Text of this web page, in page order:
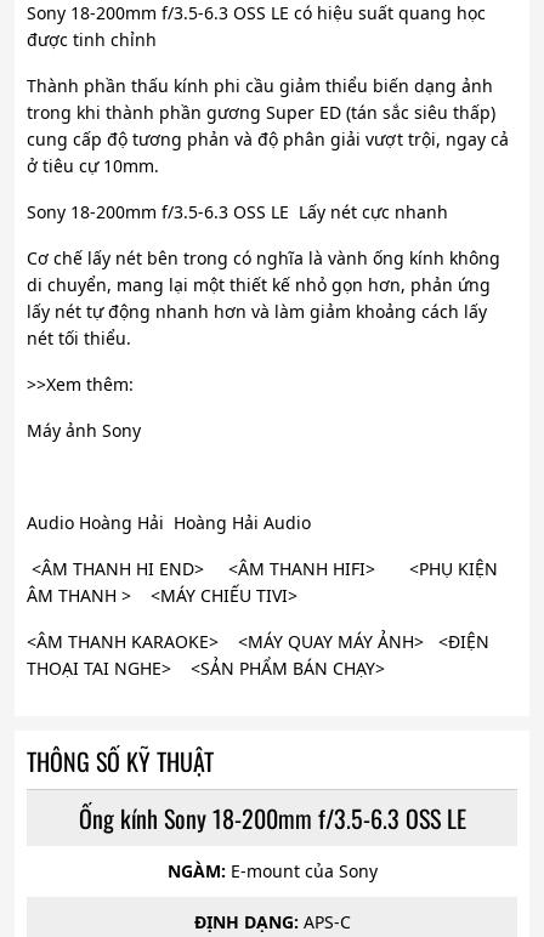
Sony 18-200mm f/3.5-6.3 OSS LE có hiệu suất quang học
được tinh chỉnh
Thành phần thấu kính phi cầu giảm thiểu biến dạng ảnh
trong khi thành phần gương Super ED (tán sắc siêu thấp)
cung cấp độ tương phản và độ phân giải vượt trội, ngay cả
ở tiêu cự 10mm.
Sony 18-200mm f/3.5-6.3 OSS LE Lấy nét cực nhanh
Cơ chế lấy nét bên trong có nghĩa là vành ống kính không
di chuyển, mang lại một thiết kế nhỏ gọn hơn, phản ứng
lấy nét tự động nhanh hơn và làm giảm khoảng cách lấy
nét tối thiểu.
>>Xem thêm:
Máy ảnh Sony
Audio Hoàng Hải Hoàng Hải Audio
<ÂM THANH HI END> <ÂM THANH HIFI> <PHỤ KIỆN
ÂM THANH > <MÁY CHIẾU TIVI>
<ÂM THANH KARAOKE> <MÁY QUAY MÁY ẢNH> <ĐIỆN
THOẠI TAI NGHE> <SẢN PHẨM BÁN CHẠY>
THÔNG SỐ KỸ THUẬT
Ống kính Sony 18-200mm f/3.5-6.3 OSS LE
NGÀM: E-mount của Sony
ĐỊNH DẠNG: APS-C